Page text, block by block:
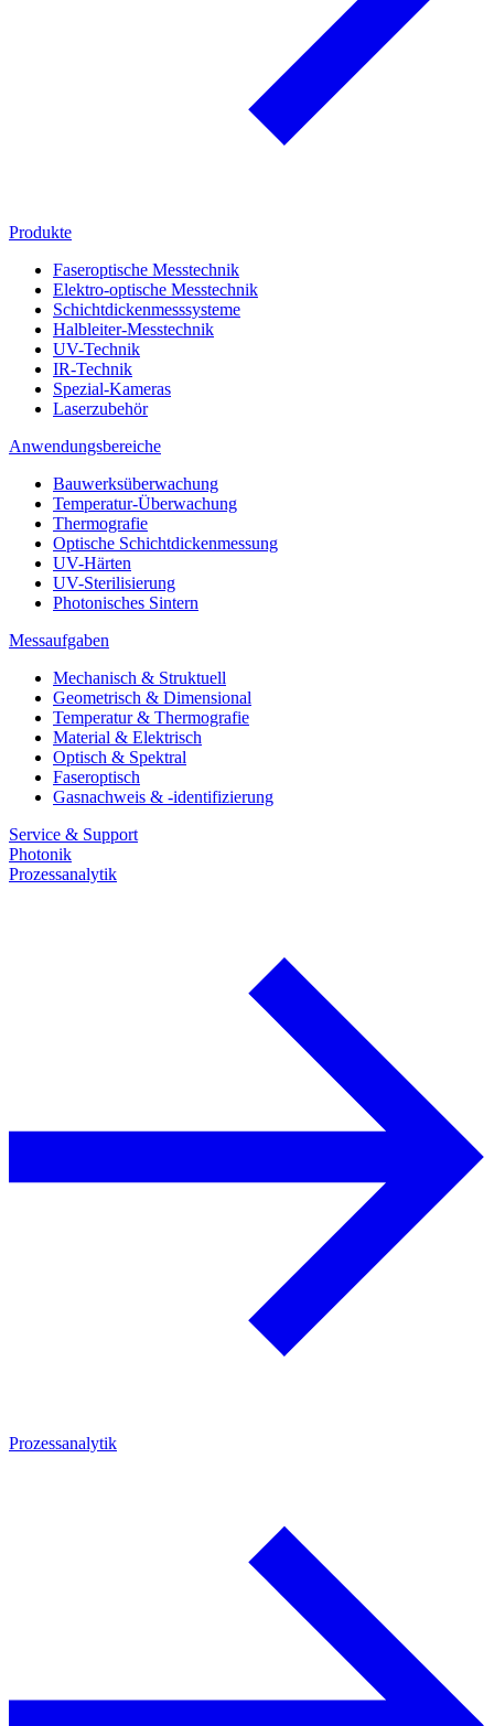
Produkte
Faseroptische Messtechnik
Elektro-optische Messtechnik
Schichtdickenmesssysteme
Halbleiter-Messtechnik
UV-Technik
IR-Technik
Spezial-Kameras
Laserzubehör
Anwendungsbereiche
Bauwerksüberwachung
Temperatur-Überwachung
Thermografie
Optische Schichtdickenmessung
UV-Härten
UV-Sterilisierung
Photonisches Sintern
Messaufgaben
Mechanisch & Struktuell
Geometrisch & Dimensional
Temperatur & Thermografie
Material & Elektrisch
Optisch & Spektral
Faseroptisch
Gasnachweis & -identifizierung
Service & Support
Photonik
Prozessanalytik
Prozessanalytik